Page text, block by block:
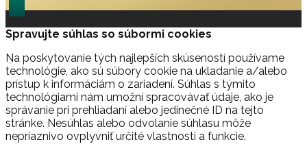
Spravujte súhlas so súbormi cookies
Na poskytovanie tých najlepších skúseností používame
technológie, ako sú súbory cookie na ukladanie a/alebo
prístup k informáciám o zariadení. Súhlas s týmito
technológiami nám umožní spracovávať údaje, ako je
správanie pri prehliadaní alebo jedinečné ID na tejto
stránke. Nesúhlas alebo odvolanie súhlasu môže
nepriaznivo ovplyvniť určité vlastnosti a funkcie.